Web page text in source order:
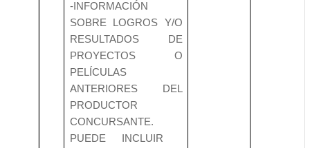
-INFORMACIÓN
SOBRE LOGROS Y/O
RESULTADOS DE
PROYECTOS O
PELÍCULAS
ANTERIORES DEL
PRODUCTOR
CONCURSANTE.
PUEDE INCLUIR